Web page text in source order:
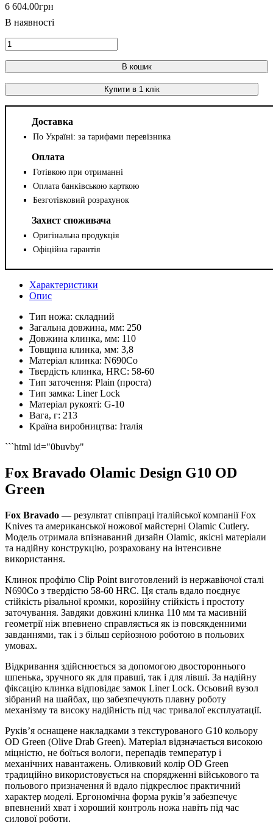
6 604.00грн
В кошик
Купити в 1 клік
Доставка
По Україні: за тарифами перевізника
Оплата
Готівкою при отриманні
Оплата банківською карткою
Безготівковий розрахунок
Захист споживача
Оригінальна продукція
Офіційна гарантія
Характеристики
Опис
Тип ножа: складний
Загальна довжина, мм: 250
Довжина клинка, мм: 110
Товщина клинка, мм: 3,8
Матеріал клинка: N690Co
Твердість клинка, HRC: 58-60
Тип заточення: Plain (проста)
Тип замка: Liner Lock
Матеріал рукояті: G-10
Вага, г: 213
Країна виробництва: Італія
```html id="0buvby"
Fox Bravado Olamic Design G10 OD
Green
Fox Bravado — результат співпраці італійської компанії Fox
Knives та американської ножової майстерні Olamic Cutlery.
Модель отримала впізнаваний дизайн Olamic, якісні матеріали
та надійну конструкцію, розраховану на інтенсивне
використання.
Клинок профілю Clip Point виготовлений із нержавіючої сталі
N690Co з твердістю 58-60 HRC. Ця сталь вдало поєднує
стійкість різальної кромки, корозійну стійкість і простоту
заточування. Завдяки довжині клинка 110 мм та масивній
геометрії ніж впевнено справляється як із повсякденними
завданнями, так і з більш серйозною роботою в польових
умовах.
Відкривання здійснюється за допомогою двостороннього
шпенька, зручного як для правші, так і для лівші. За надійну
фіксацію клинка відповідає замок Liner Lock. Осьовий вузол
зібраний на шайбах, що забезпечують плавну роботу
механізму та високу надійність під час тривалої експлуатації.
Руків’я оснащене накладками з текстурованого G10 кольору
OD Green (Olive Drab Green). Матеріал відзначається високою
міцністю, не боїться вологи, перепадів температур і
механічних навантажень. Оливковий колір OD Green
традиційно використовується на спорядженні військового та
польового призначення й вдало підкреслює практичний
характер моделі. Ергономічна форма руків’я забезпечує
впевнений хват і хороший контроль ножа навіть під час
силової роботи.